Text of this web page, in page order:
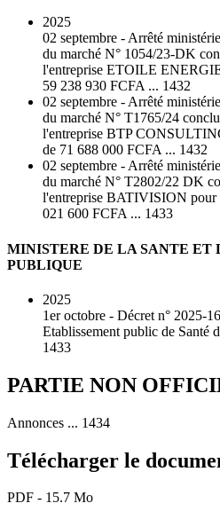
2025
02 septembre - Arrêté
du marché N° 1054/23-DK
l'entreprise ETOILE
59 238 930 FCFA ... 1432
02 septembre - Arrêté
du marché N° T1765/24
l'entreprise BTP
de 71 688 000 FCFA ... 1432
02 septembre - Arrêté
du marché N° T2802/22 DK
l'entreprise BATIVISION pour
021 600 FCFA ... 1433
MINISTERE DE LA SANTE ET
PUBLIQUE
2025
1er octobre - Décret n° 2025-
Etablissement public de Santé
1433
PARTIE NON
Annonces ... 1434
Télécharger le
PDF - 15.7 Mo